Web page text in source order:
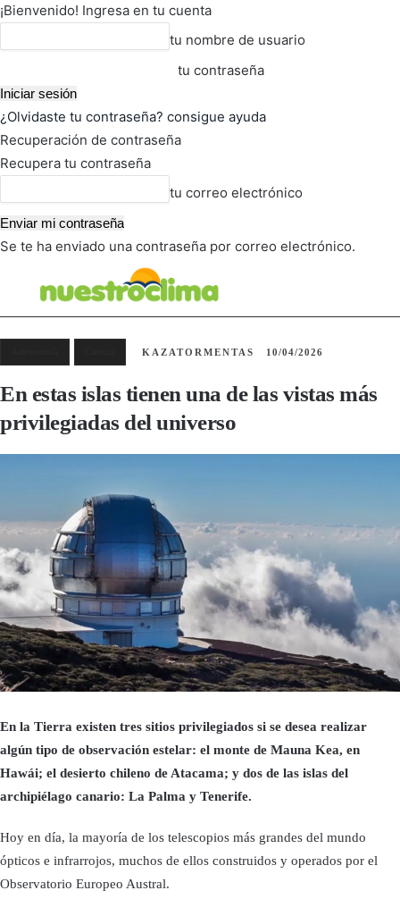
¡Bienvenido! Ingresa en tu cuenta
tu nombre de usuario
tu contraseña
¿Olvidaste tu contraseña? consigue ayuda
Recuperación de contraseña
Recupera tu contraseña
tu correo electrónico
Se te ha enviado una contraseña por correo electrónico.
KAZATORMENTAS 10/04/2026
En estas islas tienen una de las vistas más
privilegiadas del universo
En la Tierra existen tres sitios privilegiados si se desea realizar
algún tipo de observación estelar: el monte de Mauna Kea, en
Hawái; el desierto chileno de Atacama; y dos de las islas del
archipiélago canario: La Palma y Tenerife.
Hoy en día, la mayoría de los telescopios más grandes del mundo
ópticos e infrarrojos, muchos de ellos construidos y operados por el
Observatorio Europeo Austral.